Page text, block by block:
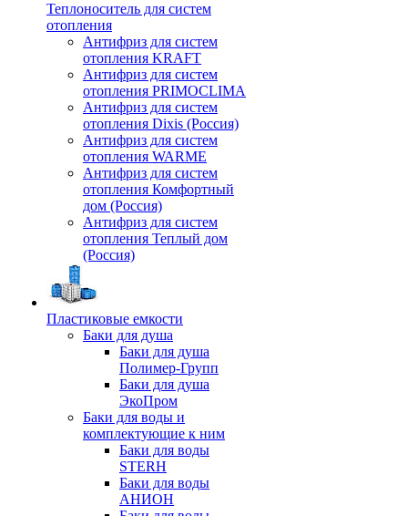
Теплоноситель для систем
отопления
Антифриз для систем
отопления KRAFT
Антифриз для систем
отопления PRIMOCLIMA
Антифриз для систем
отопления Dixis (Россия)
Антифриз для систем
отопления WARME
Антифриз для систем
отопления Комфортный
дом (Россия)
Антифриз для систем
отопления Теплый дом
(Россия)
Пластиковые емкости
Баки для душа
Баки для душа
Полимер-Групп
Баки для душа
ЭкоПром
Баки для воды и
комплектующие к ним
Баки для воды
STERH
Баки для воды
АНИОН